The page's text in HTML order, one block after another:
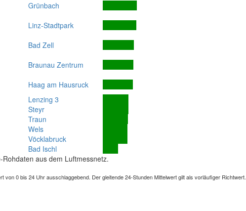
Grünbach
Linz-Stadtpark
Bad Zell
Braunau Zentrum
Haag am Hausruck
Lenzing 3
Steyr
Traun
Wels
Vöcklabruck
Bad Ischl
aus dem Luftmessnetz.
von 0 bis 24 Uhr ausschlaggebend. Der gleitende 24-Stunden Mittelwert gilt als vorläufiger Richtwert.